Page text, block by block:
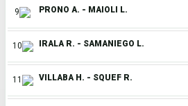
9 PRONO A. - MAIOLI L.
10 IRALA R. - SAMANIEGO L.
11 VILLABA H. - SQUEF R.